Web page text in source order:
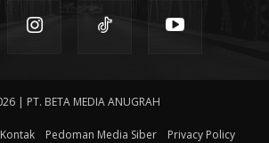
| PT. BETA MEDIA ANUGRAH
Kontak Pedoman Media Siber Privacy Policy